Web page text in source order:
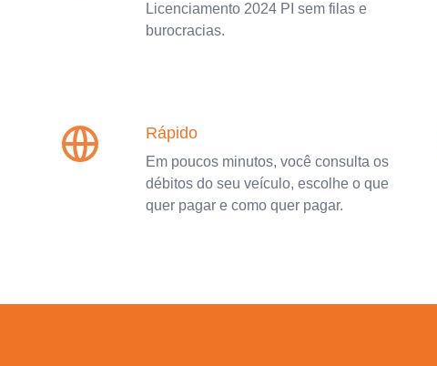
Licenciamento 2024 PI sem filas e
burocracias.
Rápido
Em poucos minutos, você consulta os
débitos do seu veículo, escolhe o que
quer pagar e como quer pagar.